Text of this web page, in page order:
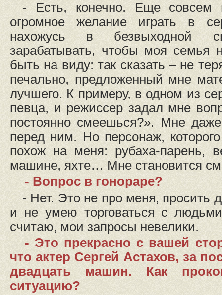
- Есть, конечно. Еще совсем
огромное желание играть в
нахожусь в безвыходной
зарабатывать, чтобы моя семья
быть на виду: так сказать – не
печально, предложенный мне
лучшего. К примеру, в одном из
певца, и режиссер задал мне
постоянно смеешься?». Мне
перед ним. Но персонаж,
похож на меня: рубаха-парень,
машине, яхте… Мне становится
- Вопрос в гонораре?
- Нет. Это не про меня, просить
и не умею торговаться с
считаю, мои запросы невелики.
- Это прекрасно с вашей
что актер Сергей Астахов, за
двадцать машин. Как
ситуацию?